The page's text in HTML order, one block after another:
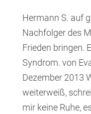
Hermann S. auf
Nachfolger des
Frieden bringen.
Syndrom. von
Dezember 2013
weiterweiß,
mir keine Ruhe,